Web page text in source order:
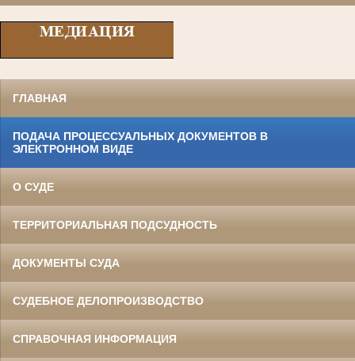
ГЛАВНАЯ
ПОДАЧА ПРОЦЕССУАЛЬНЫХ ДОКУМЕНТОВ В
ЭЛЕКТРОННОМ ВИДЕ
О СУДЕ
ТЕРРИТОРИАЛЬНАЯ ПОДСУДНОСТЬ
ДОКУМЕНТЫ СУДА
СУДЕБНОЕ ДЕЛОПРОИЗВОДСТВО
СПРАВОЧНАЯ ИНФОРМАЦИЯ